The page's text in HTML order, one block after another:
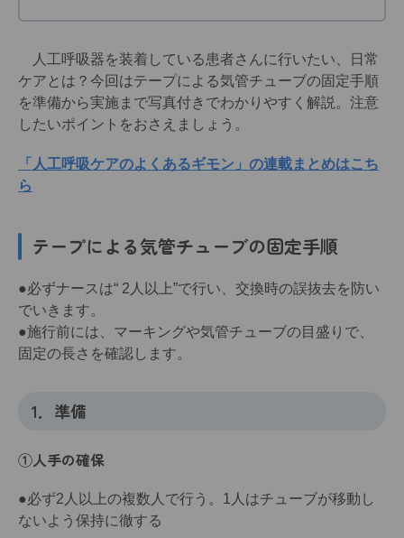
人工呼吸器を装着している患者さんに行いたい、日常
ケアとは？今回はテープによる気管チューブの固定手順
を準備から実施まで写真付きでわかりやすく解説。注意
したいポイントをおさえましょう。
「人工呼吸ケアのよくあるギモン」の連載まとめはこち
ら
テープによる気管チューブの固定手順
●必ずナースは“ 2人以上”で行い、交換時の誤抜去を防い
でいきます。
●施行前には、マーキングや気管チューブの目盛りで、
固定の長さを確認します。
1．準備
①人手の確保
●必ず2人以上の複数人で行う。1人はチューブが移動し
ないよう保持に徹する